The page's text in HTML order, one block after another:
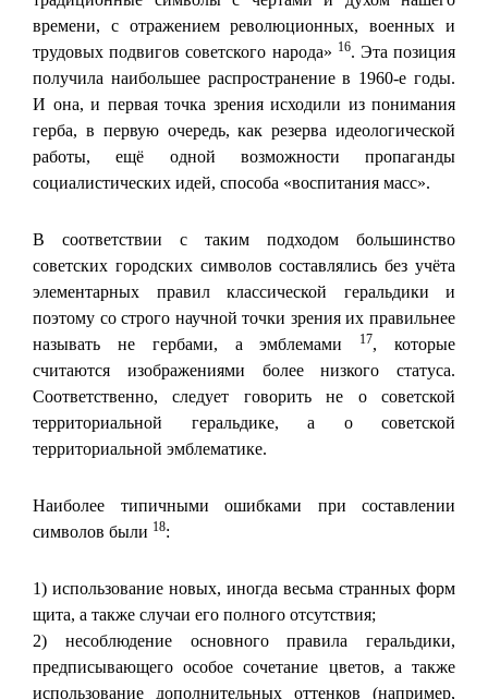
времени, с отражением революционных, военных и
трудовых подвигов советского народа» 16. Эта позиция
получила наибольшее распространение в 1960-е годы.
И она, и первая точка зрения исходили из понимания
герба, в первую очередь, как резерва идеологической
работы, ещё одной возможности пропаганды
социалистических идей, способа «воспитания масс».
В соответствии с таким подходом большинство
советских городских символов составлялись без учёта
элементарных правил классической геральдики и
поэтому со строго научной точки зрения их правильнее
называть не гербами, а эмблемами
17, которые
считаются изображениями более низкого статуса.
Соответственно, следует говорить не о советской
территориальной геральдике, а о советской
территориальной эмблематике.
Наиболее типичными ошибками при составлении
символов были 18:
1) использование новых, иногда весьма странных форм
щита, а также случаи его полного отсутствия;
2) несоблюдение основного правила геральдики,
предписывающего особое сочетание цветов, а также
использование дополнительных оттенков (например,